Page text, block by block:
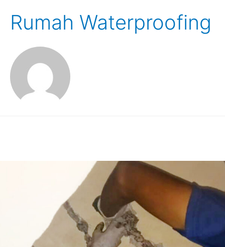
Rumah Waterproofing